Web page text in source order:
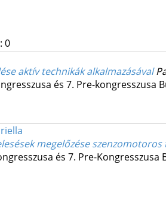
0
aktív technikák alkalmazásával
és 7. Pre-kongresszusa
megelőzése
és 7. Pre-Kongresszusa